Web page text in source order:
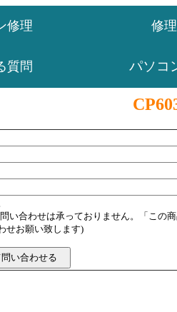
修理 修
質問 パソコ
い合わせは承っておりません。「この
せお願い致します)